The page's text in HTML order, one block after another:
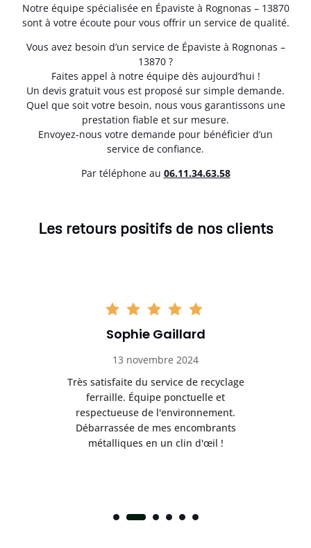
Notre équipe spécialisée en Épaviste à Rognonas – 13870
sont à votre écoute pour vous offrir un service de qualité.
Vous avez besoin d’un service de Épaviste à Rognonas –
13870 ?
Faites appel à notre équipe dès aujourd’hui !
Un devis gratuit vous est proposé sur simple demande.
Quel que soit votre besoin, nous vous garantissons une
prestation fiable et sur mesure.
Envoyez-nous votre demande pour bénéficier d’un
service de confiance.
Par téléphone au 06.11.34.63.58
Les retours positifs de nos clients
Sophie Gaillard
13 novembre 2024
Très satisfaite du service de recyclage
ferraille. Équipe ponctuelle et
respectueuse de l'environnement.
Débarrassée de mes encombrants
métalliques en un clin d'œil !